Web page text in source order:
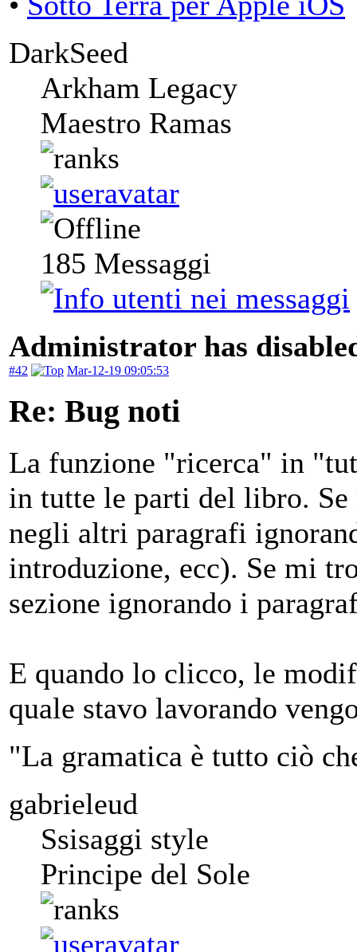
DarkSeed
Arkham Legacy
Maestro Ramas
185 Messaggi
Administrator has
#42 Mar-12-19 09:05:53
Re: Bug noti
La funzione "ricerca" in
in tutte le parti del libro.
negli altri paragrafi
introduzione, ecc). Se mi
sezione ignorando i
E quando lo clicco, le
quale stavo lavorando
"La gramatica è tutto ciò
gabrieleud
Ssisaggi style
Principe del Sole